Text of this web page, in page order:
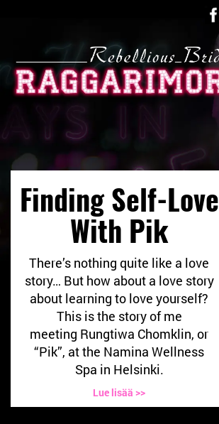
Finding Self-Love
With Pik
There’s nothing quite like a love
story… But how about a love story
about learning to love yourself?
This is the story of me
meeting Rungtiwa Chomklin, or
“Pik”, at the Namina Wellness
Spa in Helsinki.
Lue lisää >>